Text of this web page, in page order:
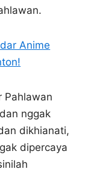
Anime
Pahlawan
nggak
dikhianati,
dipercaya